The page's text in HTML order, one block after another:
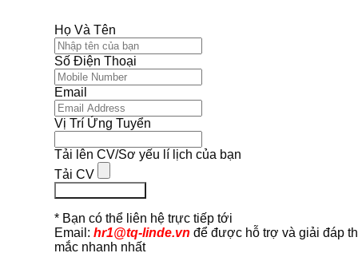
Họ Và Tên
Số Điện Thoại
Email
Vị Trí Ứng Tuyển
Tải lên CV/Sơ yếu lí lịch của bạn
Tải CV
* Bạn có thể liên hệ trực tiếp tới
Email: hr1@tq-linde.vn để được hỗ trợ và giải đáp
mắc nhanh nhất